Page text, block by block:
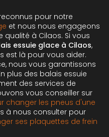
pour notre
et nous nous engageons
qualité à Cilaos. Si vous
essuie glace à Cilaos,
est là pour vous aider.
nous vous garantissons
plus des balais essuie
des services de
vous conseiller sur
changer les pneus d'une
à nous consulter pour
ses plaquettes de frein